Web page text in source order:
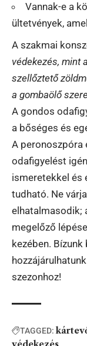
Vannak-e a
ültetvények,
A szakmai
védekezés, mint
szellőztető
a gombaölő
A gondos
a bőséges és
A peronoszpóra
odafigyelést
ismeretekkel és
tudható. Ne
elhatalmasodik;
megelőző
kezében.
szezonhoz!
TAGGED: